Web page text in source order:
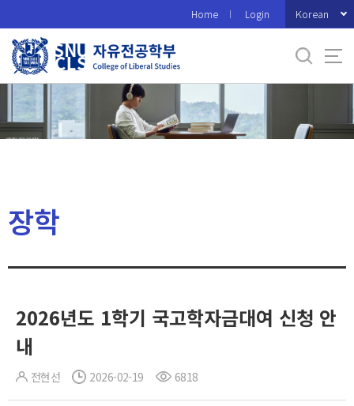
로
메
Home Login Korean
장학
2026년도 1학기 국고학자금대여 신청 안
내
전현선 2026-02-19 6818